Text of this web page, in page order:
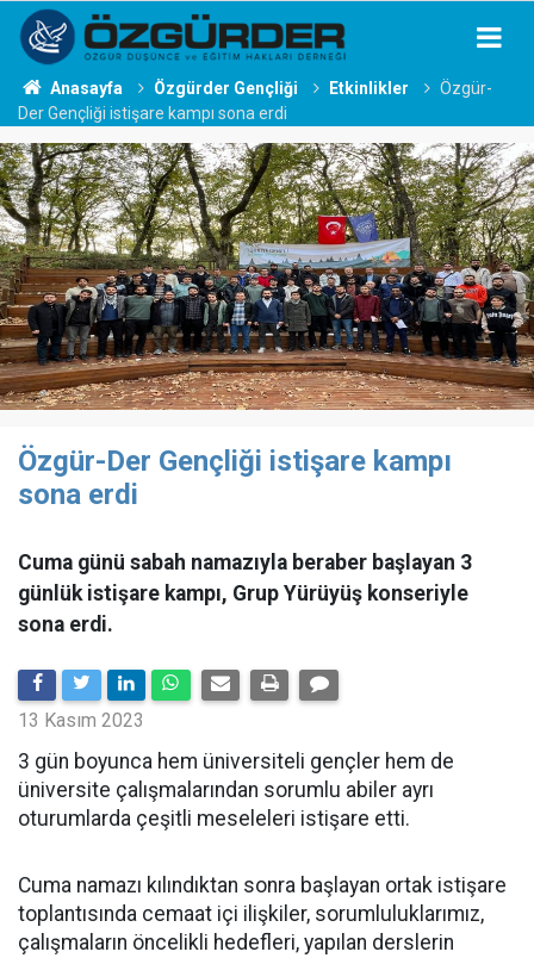
Anasayfa Özgürder Gençliği Etkinlikler
Özgür-
Der Gençliği istişare kampı sona erdi
Özgür-Der Gençliği istişare kampı
sona erdi
Cuma günü sabah namazıyla beraber başlayan 3
günlük istişare kampı, Grup Yürüyüş konseriyle
sona erdi.
13 Kasım 2023
3 gün boyunca hem üniversiteli gençler hem de
üniversite çalışmalarından sorumlu abiler ayrı
oturumlarda çeşitli meseleleri istişare etti.
Cuma namazı kılındıktan sonra başlayan ortak istişare
toplantısında cemaat içi ilişkiler, sorumluluklarımız,
çalışmaların öncelikli hedefleri, yapılan derslerin